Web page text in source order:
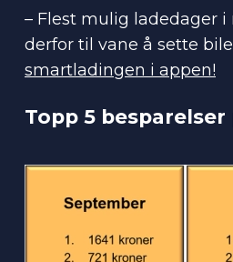
– Flest mulig ladedager
derfor til vane å sette
smartladingen i appen!
Topp 5